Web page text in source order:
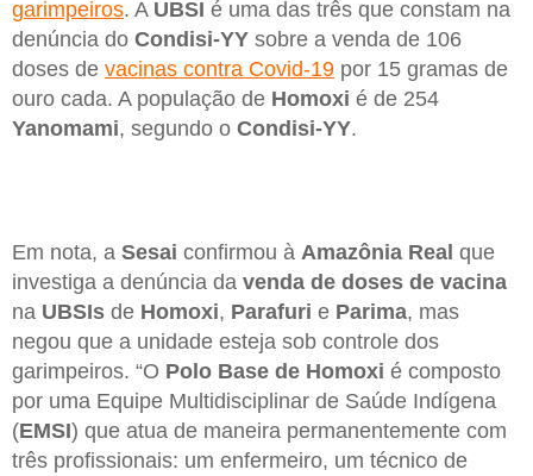
garimpeiros. A UBSI é uma das três que constam na
denúncia do Condisi-YY sobre a venda de 106
doses de vacinas contra Covid-19 por 15 gramas de
ouro cada. A população de Homoxi é de 254
Yanomami, segundo o Condisi-YY.
Em nota, a Sesai confirmou à Amazônia Real que
investiga a denúncia da venda de doses de vacina
na UBSIs de Homoxi, Parafuri e Parima, mas
negou que a unidade esteja sob controle dos
garimpeiros. “O Polo Base de Homoxi é composto
por uma Equipe Multidisciplinar de Saúde Indígena
(EMSI) que atua de maneira permanentemente com
três profissionais: um enfermeiro, um técnico de